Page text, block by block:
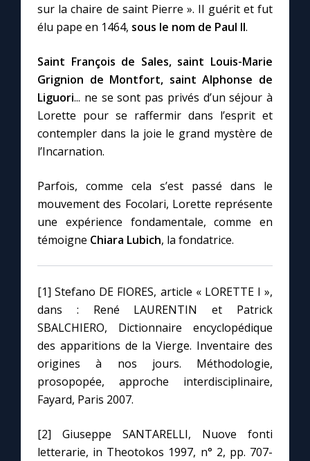
sur la chaire de saint Pierre ». Il guérit et fut
élu pape en 1464, sous le nom de Paul II.
Saint François de Sales, saint Louis-Marie
Grignion de Montfort, saint Alphonse de
Liguori... ne se sont pas privés d’un séjour à
Lorette pour se raffermir dans l’esprit et
contempler dans la joie le grand mystère de
l’Incarnation.
Parfois, comme cela s’est passé dans le
mouvement des Focolari, Lorette représente
une expérience fondamentale, comme en
témoigne Chiara Lubich, la fondatrice.
[1] Stefano DE FIORES, article « LORETTE I »,
dans : René LAURENTIN et Patrick
SBALCHIERO, Dictionnaire encyclopédique
des apparitions de la Vierge. Inventaire des
origines à nos jours. Méthodologie,
prosopopée, approche interdisciplinaire,
Fayard, Paris 2007.
[2] Giuseppe SANTARELLI, Nuove fonti
letterarie, in Theotokos 1997, n° 2, pp. 707-